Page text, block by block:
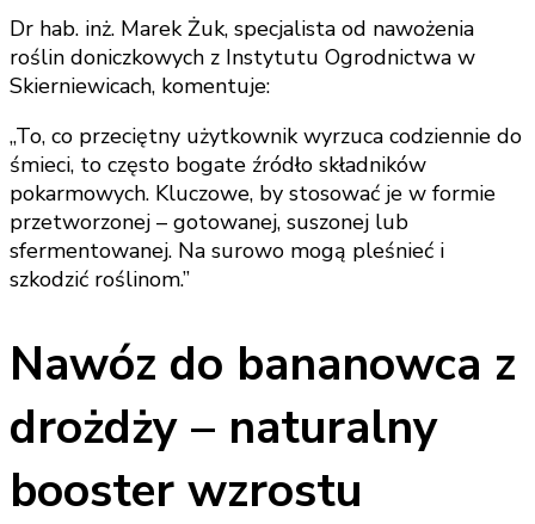
Dr hab. inż. Marek Żuk, specjalista od nawożenia
roślin doniczkowych z Instytutu Ogrodnictwa w
Skierniewicach, komentuje:
„To, co przeciętny użytkownik wyrzuca codziennie do
śmieci, to często bogate źródło składników
pokarmowych. Kluczowe, by stosować je w formie
przetworzonej – gotowanej, suszonej lub
sfermentowanej. Na surowo mogą pleśnieć i
szkodzić roślinom.”
Nawóz do bananowca z
drożdży – naturalny
booster wzrostu